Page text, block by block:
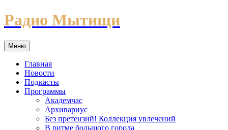
Перейти
к
Радио Мытищи
Меню
Главная
Новости
Подкасты
Программы
Академчас
Архивариус
Без претензий! Коллекция увлечений
В ритме большого города